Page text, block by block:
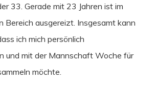
33. Gerade mit 23 Jahren ist im
Bereich ausgereizt. Insgesamt kann
ich mich persönlich
und mit der Mannschaft Woche für
möchte.